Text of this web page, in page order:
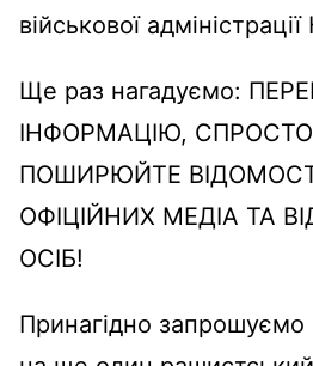
військової
Ще раз нагадуємо:
ІНФОРМАЦІЮ,
ПОШИРЮЙТЕ
ОФІЦІЙНИХ МЕДІА ТА
ОСІБ!
Принагідно запрошуємо